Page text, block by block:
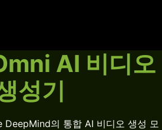
AI 비디오
성기
DeepMind의 통합 AI 비디오 생성 모